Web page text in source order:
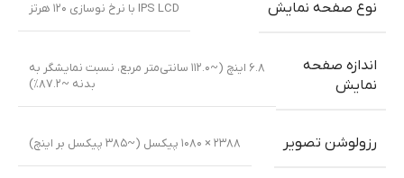
نوع صفحه نمایش IPS LCD با نرخ نوسازی ۱۲۰ هرتز
اندازه صفحه
نمایش
۶.۸ اینچ (~۱۱۲.۰ سانتی‌متر مربع، نسبت نمایشگر به
بدنه ~۸۷.۲٪)
رزولوشن تصویر ۲۳۸۸ × ۱۰۸۰ پیکسل (~۳۸۵ پیکسل بر اینچ)